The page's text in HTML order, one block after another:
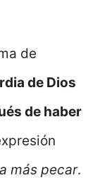
de
de Dios
de haber
más pecar.